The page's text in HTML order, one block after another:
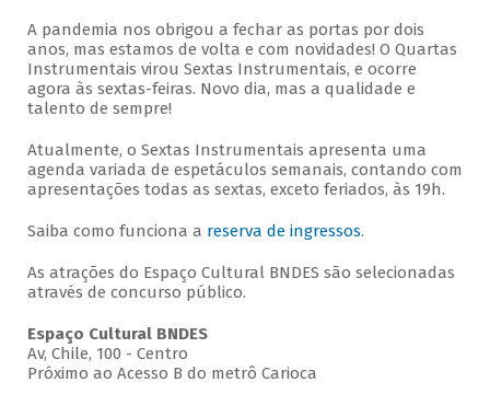
A pandemia nos obrigou a fechar as portas por dois
anos, mas estamos de volta e com novidades! O Quartas
Instrumentais virou Sextas Instrumentais, e ocorre
agora às sextas-feiras. Novo dia, mas a qualidade e
talento de sempre!
Atualmente, o Sextas Instrumentais apresenta uma
agenda variada de espetáculos semanais, contando com
apresentações todas as sextas, exceto feriados, às 19h.
Saiba como funciona a reserva de ingressos.
As atrações do Espaço Cultural BNDES são selecionadas
através de concurso público.
Espaço Cultural BNDES
Av, Chile, 100 - Centro
Próximo ao Acesso B do metrô Carioca